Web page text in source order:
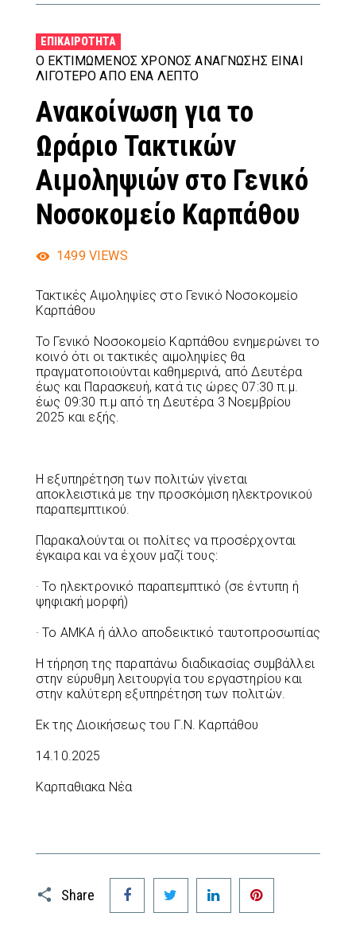
ΕΠΙΚΑΙΡΌΤΗΤΑ
Ο ΕΚΤΙΜΏΜΕΝΟΣ ΧΡΌΝΟΣ ΑΝΆΓΝΩΣΗΣ ΕΊΝΑΙ
ΛΙΓΌΤΕΡΟ ΑΠΌ ΈΝΑ ΛΕΠΤΌ
Ανακοίνωση για το
Ωράριο Τακτικών
Αιμοληψιών στο Γενικό
Νοσοκομείο Καρπάθου
1499 VIEWS
Τακτικές Αιμοληψίες στο Γενικό Νοσοκομείο
Καρπάθου
Το Γενικό Νοσοκομείο Καρπάθου ενημερώνει το
κοινό ότι οι τακτικές αιμοληψίες θα
πραγματοποιούνται καθημερινά, από Δευτέρα
έως και Παρασκευή, κατά τις ώρες 07:30 π.μ.
έως 09:30 π.μ από τη Δευτέρα 3 Νοεμβρίου
2025 και εξής.
Η εξυπηρέτηση των πολιτών γίνεται
αποκλειστικά με την προσκόμιση ηλεκτρονικού
παραπεμπτικού.
Παρακαλούνται οι πολίτες να προσέρχονται
έγκαιρα και να έχουν μαζί τους:
· Το ηλεκτρονικό παραπεμπτικό (σε έντυπη ή
ψηφιακή μορφή)
· Το ΑΜΚΑ ή άλλο αποδεικτικό ταυτοπροσωπίας
Η τήρηση της παραπάνω διαδικασίας συμβάλλει
στην εύρυθμη λειτουργία του εργαστηρίου και
στην καλύτερη εξυπηρέτηση των πολιτών.
Εκ της Διοικήσεως του Γ.Ν. Καρπάθου
14.10.2025
Καρπαθιακα Νέα
Share
Facebook Twitter LinkedIn